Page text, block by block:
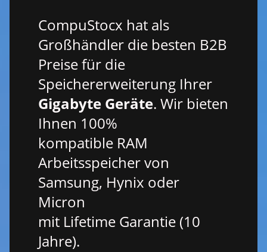
CompuStocx hat als
Großhändler die besten B2B
Preise für die
Speichererweiterung Ihrer
Gigabyte Geräte. Wir bieten
Ihnen 100%
kompatible RAM
Arbeitsspeicher von
Samsung, Hynix oder
Micron
mit Lifetime Garantie (10
Jahre).